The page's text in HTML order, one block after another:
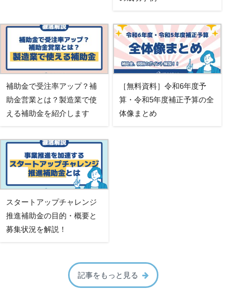
補助金で受注率アップ？補
助金営業とは？製造業で使
える補助金を紹介します
［無料資料］令和6年度予
算・令和5年度補正予算の全
体像まとめ
スタートアップチャレンジ
推進補助金の目的・概要と
募集状況を解説！
記事をもっと見る